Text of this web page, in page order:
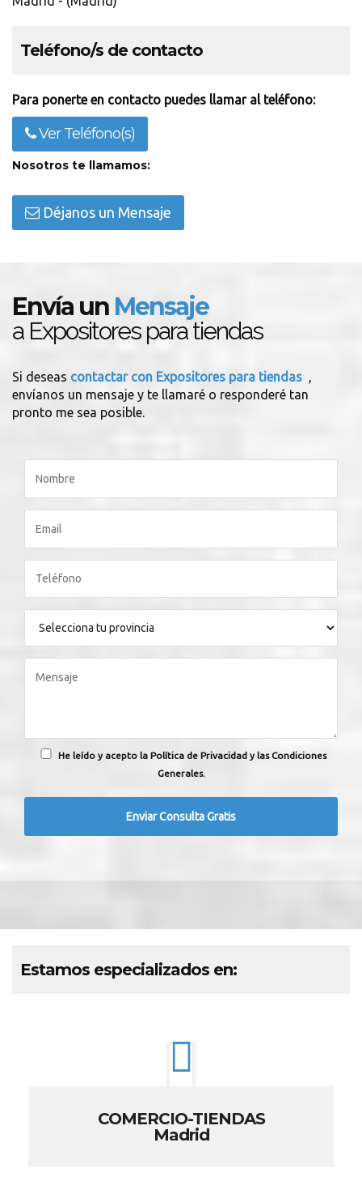
Teléfono/s de contacto
Para ponerte en contacto puedes llamar al teléfono:
Ver Teléfono(s)
Nosotros te llamamos:
Déjanos un Mensaje
Envía un Mensaje
a Expositores para tiendas
Si deseas contactar con Expositores para tiendas ,
envíanos un mensaje y te llamaré o responderé tan
pronto me sea posible.
He leído y acepto la Política de Privacidad y las Condiciones
Generales.
Estamos especializados en:
COMERCIO-TIENDAS
Madrid